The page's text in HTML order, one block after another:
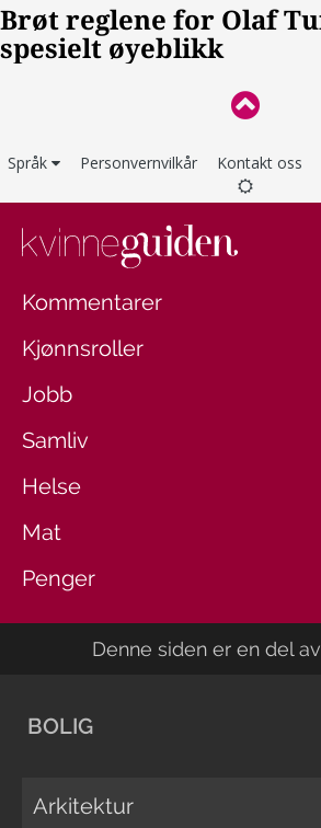
Språk Personvernvilkår Kontakt oss
Kommentarer
Kjønnsroller
Jobb
Samliv
Helse
Mat
Penger
Denne siden er en del av
BOLIG
Arkitektur